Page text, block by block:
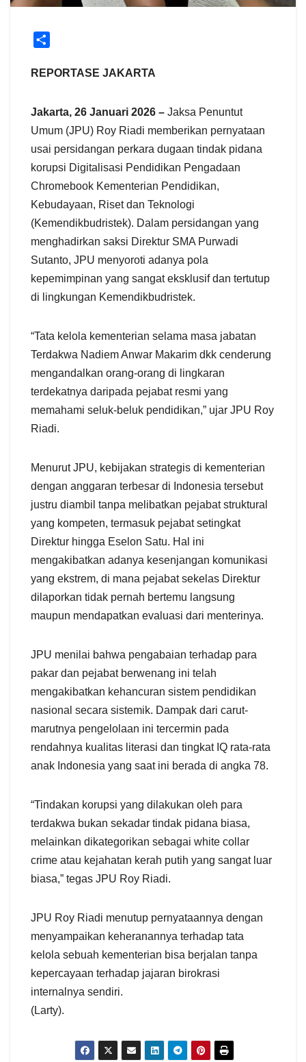
a
REPORTASE JAKARTA
Jakarta, 26 Januari 2026 – Jaksa Penuntut
Umum (JPU) Roy Riadi memberikan pernyataan
usai persidangan perkara dugaan tindak pidana
korupsi Digitalisasi Pendidikan Pengadaan
Chromebook Kementerian Pendidikan,
Kebudayaan, Riset dan Teknologi
(Kemendikbudristek). Dalam persidangan yang
menghadirkan saksi Direktur SMA Purwadi
Sutanto, JPU menyoroti adanya pola
kepemimpinan yang sangat eksklusif dan tertutup
di lingkungan Kemendikbudristek.
“Tata kelola kementerian selama masa jabatan
Terdakwa Nadiem Anwar Makarim dkk cenderung
mengandalkan orang-orang di lingkaran
terdekatnya daripada pejabat resmi yang
memahami seluk-beluk pendidikan,” ujar JPU Roy
Riadi.
Menurut JPU, kebijakan strategis di kementerian
dengan anggaran terbesar di Indonesia tersebut
justru diambil tanpa melibatkan pejabat struktural
yang kompeten, termasuk pejabat setingkat
Direktur hingga Eselon Satu. Hal ini
mengakibatkan adanya kesenjangan komunikasi
yang ekstrem, di mana pejabat sekelas Direktur
dilaporkan tidak pernah bertemu langsung
maupun mendapatkan evaluasi dari menterinya.
JPU menilai bahwa pengabaian terhadap para
pakar dan pejabat berwenang ini telah
mengakibatkan kehancuran sistem pendidikan
nasional secara sistemik. Dampak dari carut-
marutnya pengelolaan ini tercermin pada
rendahnya kualitas literasi dan tingkat IQ rata-rata
anak Indonesia yang saat ini berada di angka 78.
“Tindakan korupsi yang dilakukan oleh para
terdakwa bukan sekadar tindak pidana biasa,
melainkan dikategorikan sebagai white collar
crime atau kejahatan kerah putih yang sangat luar
biasa,” tegas JPU Roy Riadi.
JPU Roy Riadi menutup pernyataannya dengan
menyampaikan keheranannya terhadap tata
kelola sebuah kementerian bisa berjalan tanpa
kepercayaan terhadap jajaran birokrasi
internalnya sendiri.
(Larty).